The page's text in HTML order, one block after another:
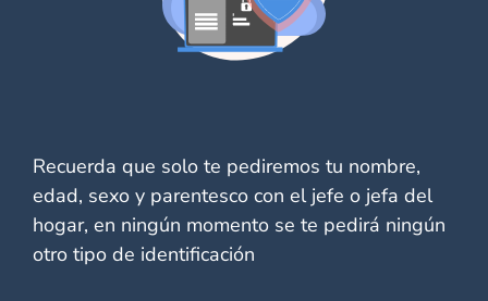
Recuerda que solo te pediremos tu nombre,
edad, sexo y parentesco con el jefe o jefa del
hogar, en ningún momento se te pedirá ningún
otro tipo de identificación